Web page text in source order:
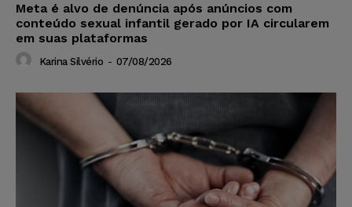
Meta é alvo de denúncia após anúncios com
conteúdo sexual infantil gerado por IA circularem
em suas plataformas
Karina Silvério - 07/08/2026